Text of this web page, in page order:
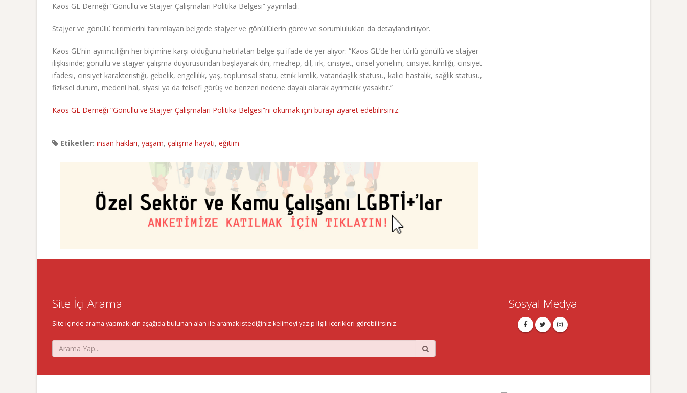
Kaos GL Derneği “Gönüllü ve Stajyer Çalışmaları Politika Belgesi” yayımladı.
Stajyer ve gönüllü terimlerini tanımlayan belgede stajyer ve gönüllülerin görev ve sorumlulukları da detaylandırılıyor.
Kaos GL’nin ayrımcılığın her biçimine karşı olduğunu hatırlatan belge şu ifade de yer alıyor: “Kaos GL’de her türlü gönüllü ve stajyer
ilişkisinde; gönüllü ve stajyer çalışma duyurusundan başlayarak din, mezhep, dil, ırk, cinsiyet, cinsel yönelim, cinsiyet kimliği, cinsiyet
ifadesi, cinsiyet karakteristiği, gebelik, engellilik, yaş, toplumsal statü, etnik kimlik, vatandaşlık statüsü, kalıcı hastalık, sağlık statüsü,
fiziksel durum, medeni hal, siyasi ya da felsefi görüş ve benzeri nedene dayalı olarak ayrımcılık yasaktır.”
Kaos GL Derneği “Gönüllü ve Stajyer Çalışmaları Politika Belgesi”ni okumak için burayı ziyaret edebilirsiniz.
Etiketler: insan hakları, yaşam, çalışma hayatı, eğitim
Site İçi Arama
Site içinde arama yapmak için aşağıda bulunan alan ile aramak istediğiniz kelimeyi yazıp ilgili içerikleri görebilirsiniz.
Sosyal Medya